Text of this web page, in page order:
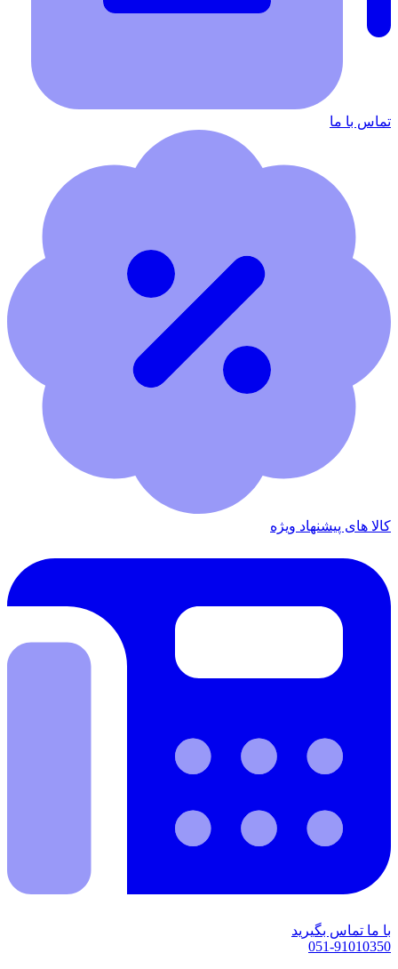
تماس با ما
کالا های پیشنهاد ویژه
با ما تماس بگیرید
051-91010350